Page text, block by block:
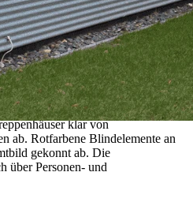
stellt einen separaten Baukörper
beiden OTTO-Gebäuden dar. Bei
drei Geschossen mittels eines
werden die Räumlichkeiten
Die Farbwahl fiel
des Unternehmens aus.
als auch in den Räumlichkeiten
Kombination aus Alu-Welle und
klar von
ab. Rotfarbene Blindelemente an
gekonnt ab. Die
über Personen- und